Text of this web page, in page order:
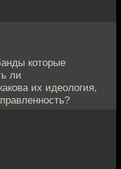
которые
ли
их идеология,